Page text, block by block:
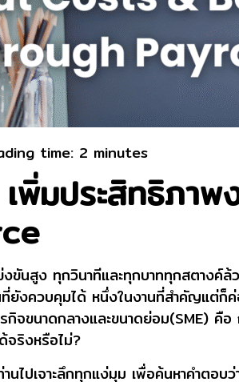
time: 2 minutes
พิ่มประสิทธิภา
ขันสูง ทุกวินาทีและทุกบาททุกสตางค์ล้
งควบคุมได้ หนึ่งในงานที่สำคัญแต่ก็ค่
กิจขนาดกลางและขนาดย่อม(SME) คือ
จริงหรือไม่?
นไปเจาะลึกทุกแง่มุม เพื่อค้นหาคำตอ